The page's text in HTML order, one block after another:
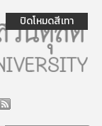
ปิดโหมดสีเทา